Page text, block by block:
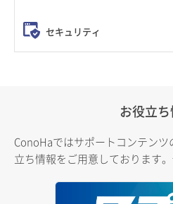
セキュリティ
お役立
ConoHaではサポートコンテン
立ち情報をご用意しております